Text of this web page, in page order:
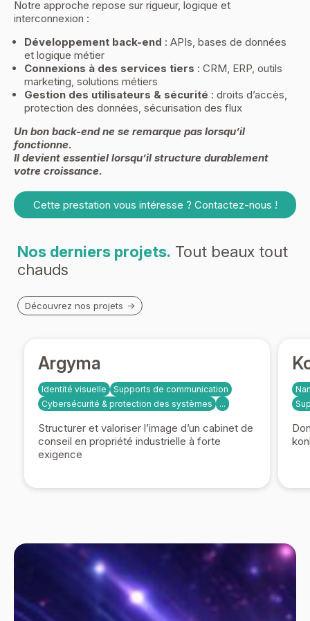
Notre approche repose sur rigueur, logique et
interconnexion :
Développement back-end : APIs, bases de données
et logique métier
Connexions à des services tiers : CRM, ERP, outils
marketing, solutions métiers
Gestion des utilisateurs & sécurité : droits d’accès,
protection des données, sécurisation des flux
Un bon back-end ne se remarque pas lorsqu’il
fonctionne.
Il devient essentiel lorsqu’il structure durablement
votre croissance.
Cette prestation vous intéresse ? Contactez-nous !
Nos derniers projets. Tout beaux tout
chauds
Découvrez nos projets
Argyma
Identité visuelle
Supports de communication
Cybersécurité & protection des systèmes
...
Structurer et valoriser l’image d’un cabinet de
conseil en propriété industrielle à forte
exigence